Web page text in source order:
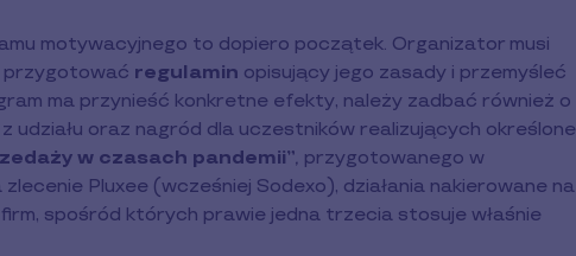
motywacyjnego to dopiero początek. Organizator musi
przygotować regulamin opisujący jego zasady i przemyśleć
ma przynieść konkretne efekty, należy zadbać również o
udziału oraz nagród dla uczestników realizujących określone
w czasach pandemii”, przygotowanego w
Pluxee (wcześniej Sodexo), działania nakierowane na
spośród których prawie jedna trzecia stosuje właśnie